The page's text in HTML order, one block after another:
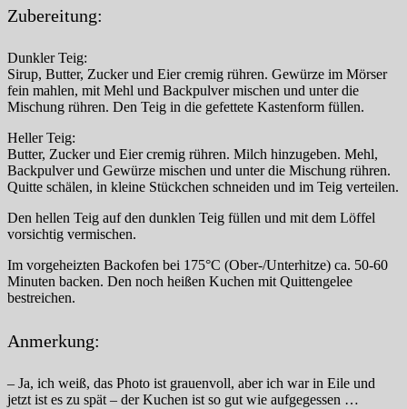
Zubereitung:
Dunkler Teig:
Sirup, Butter, Zucker und Eier cremig rühren. Gewürze im Mörser
fein mahlen, mit Mehl und Backpulver mischen und unter die
Mischung rühren. Den Teig in die gefettete Kastenform füllen.
Heller Teig:
Butter, Zucker und Eier cremig rühren. Milch hinzugeben. Mehl,
Backpulver und Gewürze mischen und unter die Mischung rühren.
Quitte schälen, in kleine Stückchen schneiden und im Teig verteilen.
Den hellen Teig auf den dunklen Teig füllen und mit dem Löffel
vorsichtig vermischen.
Im vorgeheizten Backofen bei 175°C (Ober-/Unterhitze) ca. 50-60
Minuten backen. Den noch heißen Kuchen mit Quittengelee
bestreichen.
Anmerkung:
– Ja, ich weiß, das Photo ist grauenvoll, aber ich war in Eile und
jetzt ist es zu spät – der Kuchen ist so gut wie aufgegessen …